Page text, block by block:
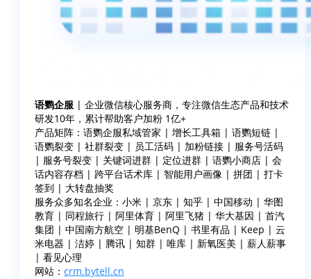
语鹦企服 | 企业微信核心服务商，专注微信生态产品和技术
研发10年，累计帮助客户加粉 1亿+
产品矩阵：语鹦企服私域管家 | 增长工具箱 | 语鹦短链 |
语鹦裂变 | 社群裂变 | 员工活码 | 加粉链接 | 服务号活码
| 服务号裂变 | 关键词进群 | 定位进群 | 语鹦小商店 | 会
话内容存档 | 跨平台话术库 | 智能用户画像 | 拼团 | 打卡
签到 | 大转盘抽奖
服务众多知名企业：小米 | 京东 | 知乎 | 中国移动 | 华图
教育 | 同程旅行 | 阿里体育 | 阿里飞猪 | 华大基因 | 首汽
集团 | 中国南方航空 | 明基BenQ | 书里有品 | Keep | 云
米电器 | 洁婷 | 腾讯 | 知群 | 唯库 | 新氧医美 | 薪人薪事
| 看见心理
网站： crm.bytell.cn